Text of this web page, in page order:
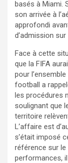
basés à Miami.
son arrivée à
approfondi
d’admission
Face à cette
que la FIFA
pour
football a
les procédures
soulignant que
territoire
L’affaire est
s’était imposé
référence sur
performances,